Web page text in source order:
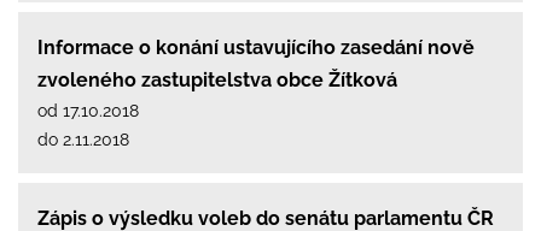
Informace o konání ustavujícího zasedání nově
zvoleného zastupitelstva obce Žítková
od 17.10.2018
do 2.11.2018
Zápis o výsledku voleb do senátu parlamentu ČR